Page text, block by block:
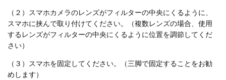
（２）スマホカメラのレンズがフィルターの中央にくるように、
スマホに挟んで取り付けてください。（複数レンズの場合、使用
するレンズがフィルターの中央にくるように位置を調節してくだ
さい）
（３）スマホを固定してください。（三脚で固定することをお勧
めします）